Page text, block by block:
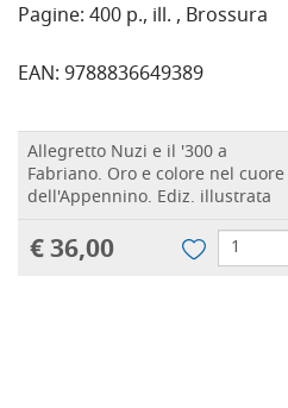
Pagine: 400 p., ill. , Brossura
EAN: 9788836649389
Allegretto Nuzi e il '300 a
Fabriano. Oro e colore nel cuore
dell'Appennino. Ediz. illustrata
€ 36,00